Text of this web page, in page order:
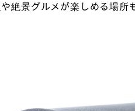
絶景グルメが楽しめる場所